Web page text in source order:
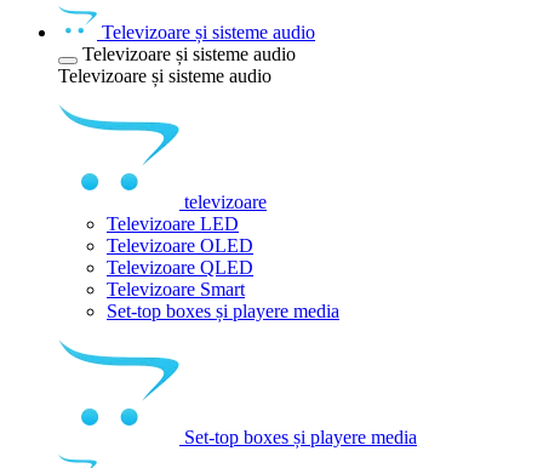
Televizoare și sisteme audio
Televizoare și sisteme audio
Televizoare și sisteme audio
televizoare
Televizoare LED
Televizoare OLED
Televizoare QLED
Televizoare Smart
Set-top boxes și playere media
Set-top boxes și playere media